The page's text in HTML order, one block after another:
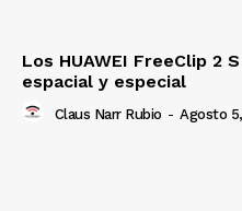
Los HUAWEI FreeClip 2
espacial y especial
Claus Narr Rubio - Agosto